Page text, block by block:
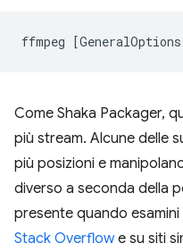
ffmpeg [GeneralOptions
Come Shaka Packager,
più stream. Alcune delle
più posizioni e
diverso a seconda della
presente quando esamini
Stack Overflowe su siti